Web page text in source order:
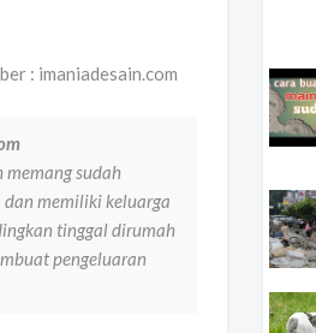
: imaniadesain.com
sudah
memiliki keluarga
tinggal dirumah
pengeluaran